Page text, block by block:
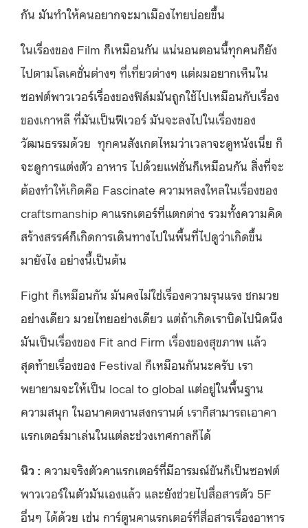
กัน มันทำให้คนอยากจะมาเมืองไทยบ่อยขึ้น
ในเรื่องของ Film ก็เหมือนกัน แน่นอนตอนนี้ทุกคนก็ยัง
ไปตามโลเคชั่นต่างๆ ที่เที่ยวต่างๆ แต่ผมอยากเห็นใน
ซอฟต์พาวเวอร์เรื่องของฟิล์มมันถูกใช้ไปเหมือนกับเรื่อง
ของเกาหลี ที่มันเป็นฟีเวอร์ มันจะลงไปในเรื่องของ
วัฒนธรรมด้วย ทุกคนสังเกตไหมว่าเวลาจะดูหนังเนี่ย ก็
จะดูการแต่งตัว อาหาร ไปด้วยแฟชั่นก็เหมือนกัน สิ่งที่จะ
ต้องทำให้เกิดคือ Fascinate ความหลงใหลในเรื่องของ
craftsmanship คาแรกเตอร์ที่แตกต่าง รวมทั้งความคิด
สร้างสรรค์ก็เกิดการเดินทางไปในพื้นที่ไปดูว่าเกิดขึ้น
มายังไง อย่างนี้เป็นต้น
Fight ก็เหมือนกัน มันคงไม่ใช่เรื่องความรุนแรง ชกมวย
อย่างเดียว มวยไทยอย่างเดียว แต่ถ้าเกิดเราบิดไปนิดนึง
มันเป็นเรื่องของ Fit and Firm เรื่องของสุขภาพ แล้ว
สุดท้ายเรื่องของ Festival ก็เหมือนกันนะครับ เรา
พยายามจะให้เป็น local to global แต่อยู่ในพื้นฐาน
ความสนุก ในอนาคตงานสงกรานต์ เราก็สามารถเอาคา
แรกเตอร์มาเล่นในแต่ละช่วงเทศกาลก็ได้
นิว : ความจริงตัวคาแรกเตอร์ที่มีอารมณ์ขันก็เป็นซอฟต์
พาวเวอร์ในตัวมันเองแล้ว และยังช่วยไปสื่อสารตัว 5F
อื่นๆ ได้ด้วย เช่น การ์ตูนคาแรกเตอร์ที่สื่อสารเรื่องอาหาร